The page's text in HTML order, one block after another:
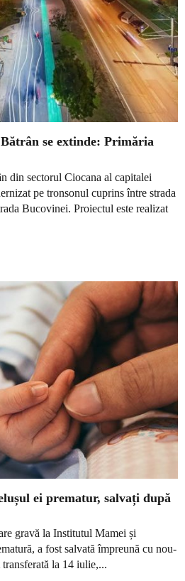
se extinde: Primăria
din sectorul Ciocana al capitalei
pe tronsonul cuprins între strada
Bucovinei. Proiectul este realizat
ei prematur, salvați după
gravă la Institutul Mamei și
a fost salvată împreună cu nou-
la 14 iulie,...